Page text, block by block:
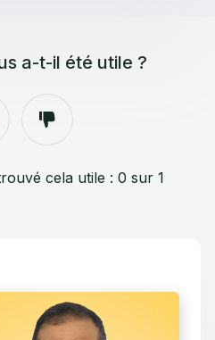
a-t-il été utile ?
cela utile : 0 sur 1